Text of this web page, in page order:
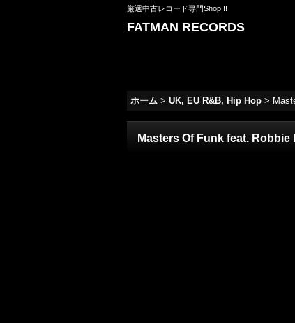
厳選中古レコード専門Shop !!
FATMAN RECORDS
ホーム > UK, EU R&B, Hip Hop >
Masters Of Funk feat. Robbie